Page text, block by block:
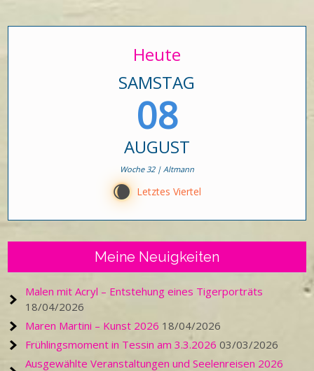
Heute
SAMSTAG
08
AUGUST
Woche 32 | Altmann
W Letztes Viertel
Meine Neuigkeiten
Malen mit Acryl – Entstehung eines Tigerporträts
18/04/2026
Maren Martini – Kunst 2026 18/04/2026
Frühlingsmoment in Tessin am 3.3.2026 03/03/2026
Ausgewählte Veranstaltungen und Seelenreisen 2026